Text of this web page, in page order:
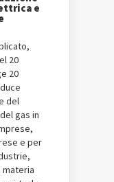
e
20
20
del
gas in
e per
materia